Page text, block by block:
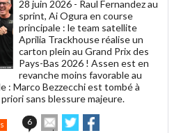
28 juin 2026 - Raul Fernandez au
sprint, Ai Ogura en course
principale : le team satellite
Aprilia Trackhouse réalise un
carton plein au Grand Prix des
Pays-Bas 2026 ! Assen est en
revanche moins favorable au
: Marco Bezzecchi est tombé à
sans blessure majeure.
6
EnvoyerPartager